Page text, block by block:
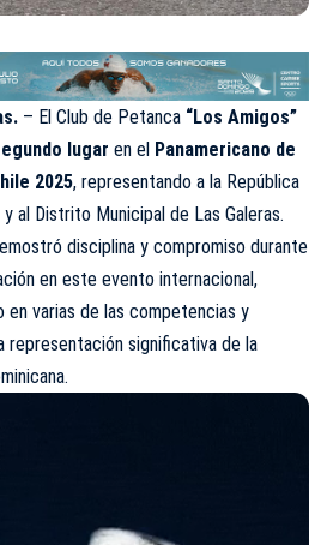
– El Club de Petanca “Los Amigos”
lugar en el Panamericano de
2025, representando a la República
y al Distrito Municipal de Las Galeras.
disciplina y compromiso durante
en este evento internacional,
en varias de las competencias y
representación significativa de la